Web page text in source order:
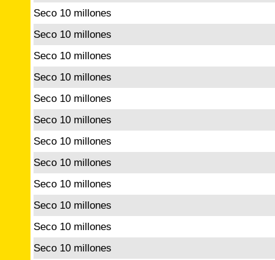
Seco 10 millones
Seco 10 millones
Seco 10 millones
Seco 10 millones
Seco 10 millones
Seco 10 millones
Seco 10 millones
Seco 10 millones
Seco 10 millones
Seco 10 millones
Seco 10 millones
Seco 10 millones